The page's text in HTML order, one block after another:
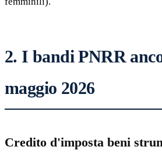
2. I bandi PNRR
maggio 2026
Credito d'imposta beni